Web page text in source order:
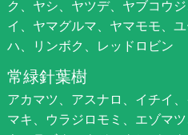
ク、ヤシ、ヤツデ、ヤブコウ
イ、ヤマグルマ、ヤマモモ、
ハ、リンボク、レッドロビン
常緑針葉樹
アカマツ、アスナロ、イチイ
マキ、ウラジロモミ、エゾマ